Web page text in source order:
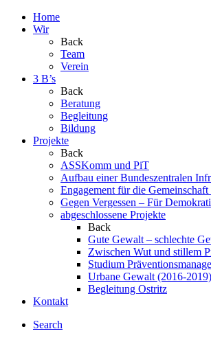
Home
Wir
Back
Team
Verein
3 B’s
Back
Beratung
Begleitung
Bildung
Projekte
Back
ASSKomm und PiT
Aufbau einer Bundeszentralen
Engagement für die
Gegen Vergessen – Für
abgeschlossene Projekte
Back
Gute Gewalt – schlechte
Zwischen Wut und stillem
Studium
Urbane Gewalt (2016-2019)
Begleitung Ostritz
Kontakt
Search